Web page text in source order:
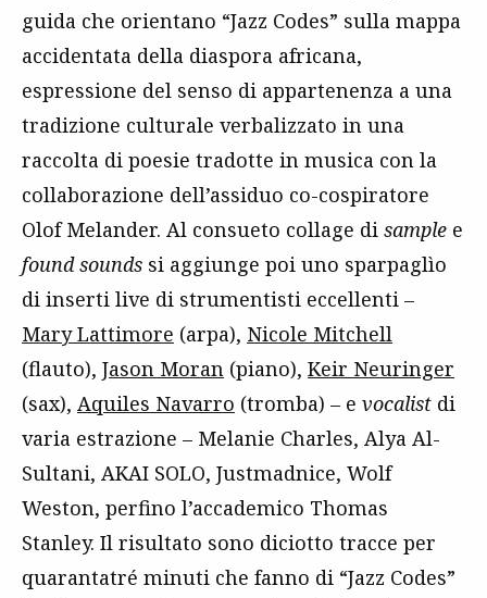
guida che orientano “Jazz Codes” sulla mappa
accidentata della diaspora africana,
espressione del senso di appartenenza a una
tradizione culturale verbalizzato in una
raccolta di poesie tradotte in musica con la
collaborazione dell’assiduo co-cospiratore
Olof Melander. Al consueto collage di sample e
found sounds si aggiunge poi uno sparpaglìo
di inserti live di strumentisti eccellenti –
Mary Lattimore (arpa), Nicole Mitchell
(flauto), Jason Moran (piano), Keir Neuringer
(sax), Aquiles Navarro (tromba) – e vocalist di
varia estrazione – Melanie Charles, Alya Al-
Sultani, AKAI SOLO, Justmadnice, Wolf
Weston, perfino l’accademico Thomas
Stanley. Il risultato sono diciotto tracce per
quarantatré minuti che fanno di “Jazz Codes”